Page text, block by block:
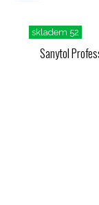
skladem 52
Sanytol